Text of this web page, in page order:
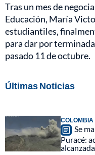
Tras un mes de
Educación, María
estudiantiles,
para dar por
pasado 11 de octubre.
Últimas Noticias
COLOMBIA
Se
Puracé:
alcanzada